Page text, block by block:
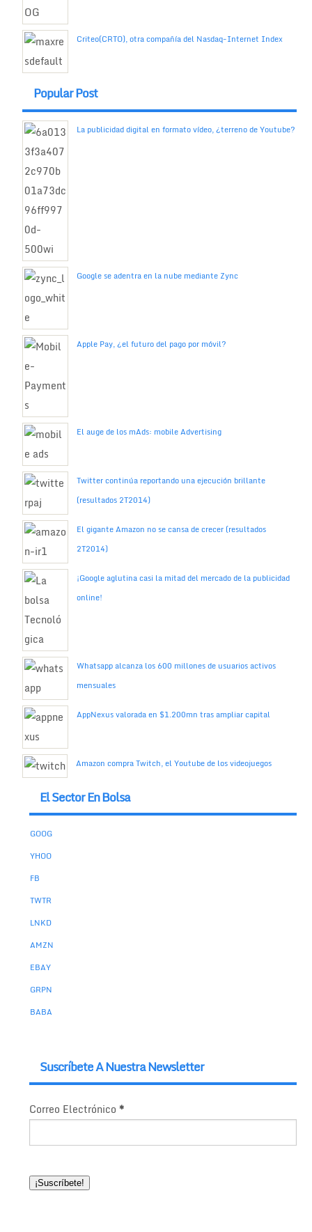
Criteo(CRTO), otra compañía del Nasdaq-Internet Index
Popular Post
La publicidad digital en formato vídeo, ¿terreno de Youtube?
Google se adentra en la nube mediante Zync
Apple Pay, ¿el futuro del pago por móvil?
El auge de los mAds: mobile Advertising
Twitter continúa reportando una ejecución brillante
(resultados 2T2014)
El gigante Amazon no se cansa de crecer (resultados
2T2014)
¡Google aglutina casi la mitad del mercado de la publicidad
online!
Whatsapp alcanza los 600 millones de usuarios activos
mensuales
AppNexus valorada en $1.200mn tras ampliar capital
Amazon compra Twitch, el Youtube de los videojuegos
El Sector En Bolsa
GOOG
YHOO
FB
TWTR
LNKD
AMZN
EBAY
GRPN
BABA
Suscríbete A Nuestra Newsletter
Correo Electrónico *